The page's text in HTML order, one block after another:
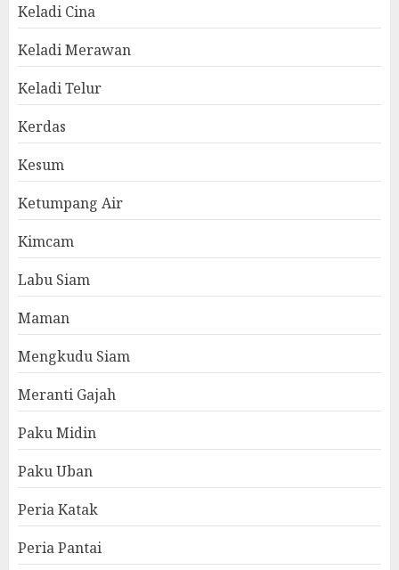
Keladi Cina
Keladi Merawan
Keladi Telur
Kerdas
Kesum
Ketumpang Air
Kimcam
Labu Siam
Maman
Mengkudu Siam
Meranti Gajah
Paku Midin
Paku Uban
Peria Katak
Peria Pantai